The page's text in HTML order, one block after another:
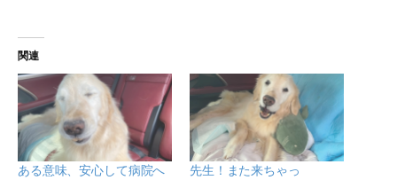
関連
ある意味、安心して病院へ
先生！また来ちゃっ